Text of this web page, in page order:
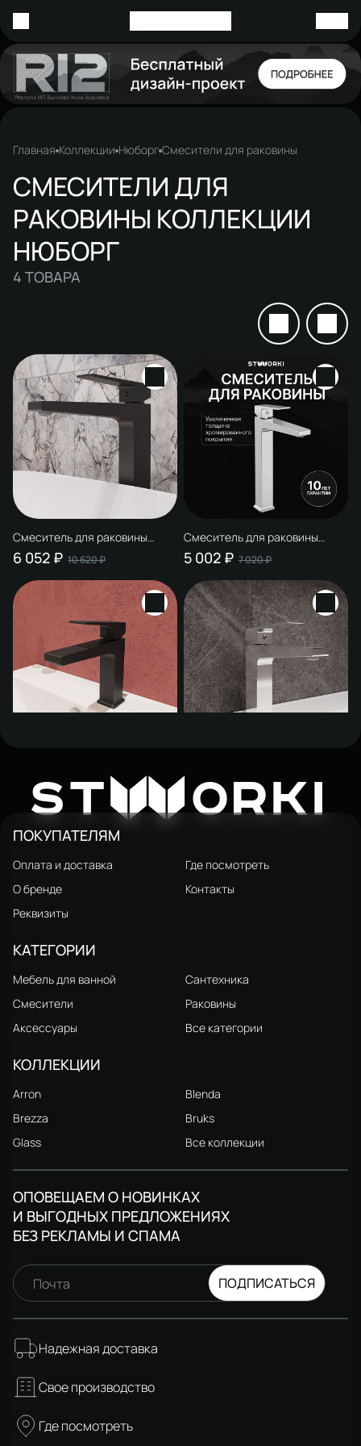
Главная Коллекции Нюборг Смесители для раковины
СМЕСИТЕЛИ ДЛЯ
РАКОВИНЫ КОЛЛЕКЦИИ
НЮБОРГ
4 ТОВАРА
Смеситель для раковины
STWORKI Нюборг S37020BK
матовый черный
6 052 ₽ 10 620 ₽
Смеситель для раковины
STWORKI Нюборг S37020CR
хром
5 002 ₽ 7 020 ₽
STWORKI Нюборг S37010BK
матовый черный
5 292 ₽ 6 190 ₽
STWORKI Нюборг S37010CR
хром
6 650 ₽
STW ORKI
ПОКУПАТЕЛЯМ
Оплата и доставка
Где посмотреть
О бренде
Контакты
Реквизиты
КАТЕГОРИИ
Мебель для ванной
Сантехника
Смесители
Раковины
Аксессуары
Все категории
КОЛЛЕКЦИИ
Arron
Blenda
Brezza
Bruks
Glass
Все коллекции
ОПОВЕЩАЕМ О НОВИНКАХ
И ВЫГОДНЫХ ПРЕДЛОЖЕНИЯХ
БЕЗ РЕКЛАМЫ И СПАМА
Почта ПОДПИСАТЬСЯ
Надежная доставка
Свое производство
Где посмотреть